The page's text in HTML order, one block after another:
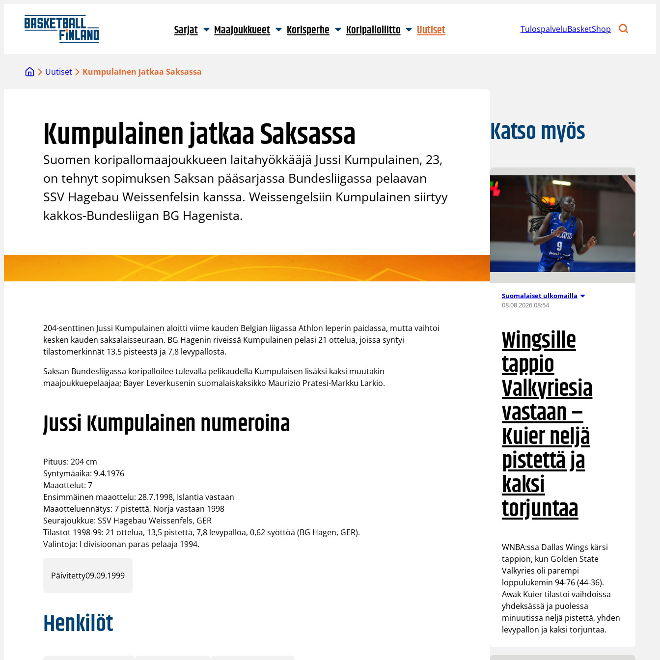
sisältöön
Sarjat Maajoukkueet Korisperhe Koripalloliitto Uutiset TulospalveluBasketShop
Uutiset Kumpulainen jatkaa Saksassa
Kumpulainen jatkaa Saksassa
Suomen koripallomaajoukkueen laitahyökkääjä Jussi Kumpulainen, 23,
on tehnyt sopimuksen Saksan pääsarjassa Bundesliigassa pelaavan
SSV Hagebau Weissenfelsin kanssa. Weissengelsiin Kumpulainen siirtyy
kakkos-Bundesliigan BG Hagenista.
204-senttinen Jussi Kumpulainen aloitti viime kauden Belgian liigassa Athlon Ieperin paidassa, mutta vaihtoi
kesken kauden saksalaisseuraan. BG Hagenin riveissä Kumpulainen pelasi 21 ottelua, joissa syntyi
tilastomerkinnät 13,5 pisteestä ja 7,8 levypallosta.
Saksan Bundesliigassa koripalloilee tulevalla pelikaudella Kumpulaisen lisäksi kaksi muutakin
maajoukkuepelaajaa; Bayer Leverkusenin suomalaiskaksikko Maurizio Pratesi-Markku Larkio.
Jussi Kumpulainen numeroina
Pituus: 204 cm
Syntymäaika: 9.4.1976
Maaottelut: 7
Ensimmäinen maaottelu: 28.7.1998, Islantia vastaan
Maaotteluennätys: 7 pistettä, Norja vastaan 1998
Seurajoukkue: SSV Hagebau Weissenfels, GER
Tilastot 1998-99: 21 ottelua, 13,5 pistettä, 7,8 levypalloa, 0,62 syöttöä (BG Hagen, GER).
Valintoja: I divisioonan paras pelaaja 1994.
Päivitetty09.09.1999
Henkilöt
Katso myös
Suomalaiset ulkomailla
08.08.2026 08:54
Wingsille
tappio
Valkyriesia
vastaan –
Kuier neljä
pistettä ja
kaksi
torjuntaa
WNBA:ssa Dallas Wings kärsi
tappion, kun Golden State
Valkyries oli parempi
loppulukemin 94-76 (44-36).
Awak Kuier tilastoi vaihdoissa
yhdeksässä ja puolessa
minuutissa neljä pistettä, yhden
levypallon ja kaksi torjuntaa.